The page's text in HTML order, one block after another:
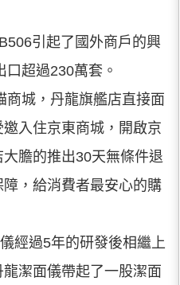
引起了國外商戶的興
超過230萬套。
商城，丹龍旗艦店直接面
入住京東商城，開啟京
膽的推出30天無條件退
，給消費者最安心的購
經過5年的研發後相繼上
潔面儀帶起了一股潔面